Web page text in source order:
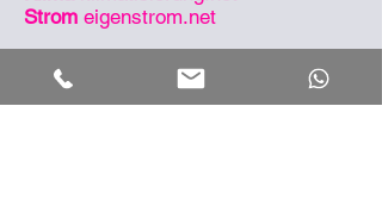
Strom eigenstrom.net